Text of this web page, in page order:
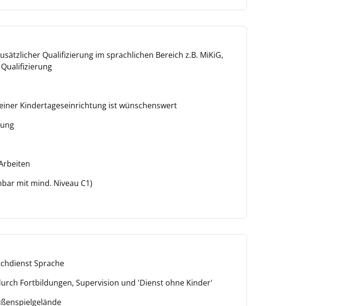
Qualifizierung im sprachlichen Bereich z.B. MiKiG,
Kindertageseinrichtung ist wünschenswert
mit mind. Niveau C1)
Sprache
Fortbildungen, Supervision und 'Dienst ohne Kinder'